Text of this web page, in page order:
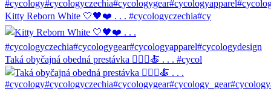
Kitty Reborn White 🤍🖤❤️ . . . #cycologyczechia#cy
Taká obyčajná obedná prestávka 🚴🏼‍♀️🍝 . . . #cycol